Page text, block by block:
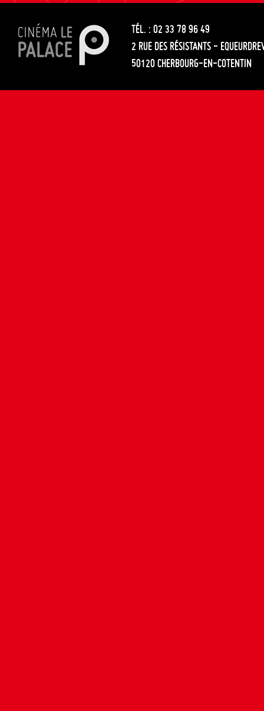
TÉL. : 02 33 78 96 49
2 RUE DES RÉSISTANTS -
50120 CHERBOURG-EN-COTENTIN